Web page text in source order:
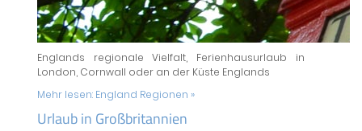
Englands regionale Vielfalt, Ferienhausurlaub in
London, Cornwall oder an der Küste Englands
Mehr lesen: England Regionen »
Urlaub in Großbritannien